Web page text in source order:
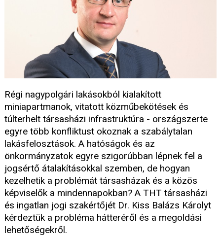
Régi nagypolgári lakásokból kialakított
miniapartmanok, vitatott közműbekötések és
túlterhelt társasházi infrastruktúra - országszerte
egyre több konfliktust okoznak a szabálytalan
lakásfelosztások. A hatóságok és az
önkormányzatok egyre szigorúbban lépnek fel a
jogsértő átalakításokkal szemben, de hogyan
kezelhetik a problémát társasházak és a közös
képviselők a mindennapokban? A THT társasházi
és ingatlan jogi szakértőjét Dr. Kiss Balázs Károlyt
kérdeztük a probléma hátteréről és a megoldási
lehetőségekről.